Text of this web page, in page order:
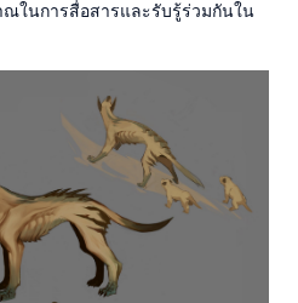
ในการสื่อสารและรับรู้ร่วมกันใน